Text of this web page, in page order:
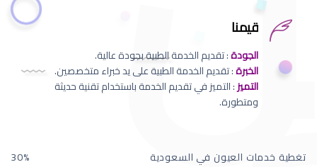
قيمنا
الجودة: تقديم الخدمة الطبية بجودة عالية.
الخبرة: تقديم الخدمة الطبية على يد خبراء متخصصين.
التميز: التميز في تقديم الخدمة باستخدام تقنية حديثة
ومتطورة.
تغطية خدمات العيون في السعودية 30